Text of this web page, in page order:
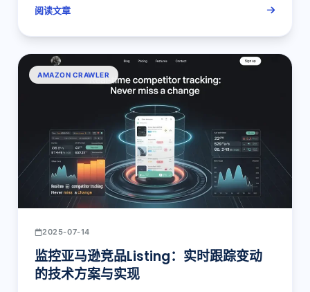
阅读文章
AMAZON CRAWLER
2025-07-14
监控亚马逊竞品Listing：实时跟踪变动
的技术方案与实现